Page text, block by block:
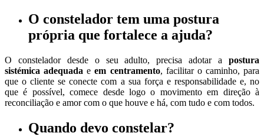
O constelador tem uma postura
própria que fortalece a ajuda?
O constelador desde o seu adulto, precisa adotar a postura
sistémica adequada e em centramento, facilitar o caminho, para
que o cliente se conecte com a sua força e responsabilidade e, no
que é possível, comece desde logo o movimento em direção à
reconciliação e amor com o que houve e há, com tudo e com todos.
Quando devo constelar?